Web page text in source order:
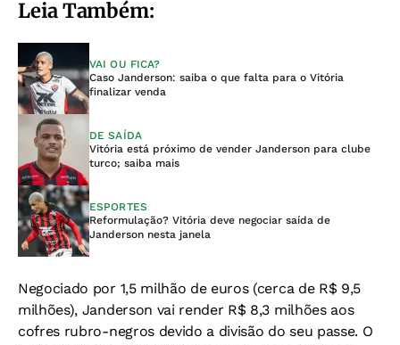
Leia Também:
VAI OU FICA?
Caso Janderson: saiba o que falta para o Vitória
finalizar venda
DE SAÍDA
Vitória está próximo de vender Janderson para clube
turco; saiba mais
ESPORTES
Reformulação? Vitória deve negociar saída de
Janderson nesta janela
Negociado por 1,5 milhão de euros (cerca de R$ 9,5
milhões), Janderson vai render R$ 8,3 milhões aos
cofres rubro-negros devido a divisão do seu passe. O